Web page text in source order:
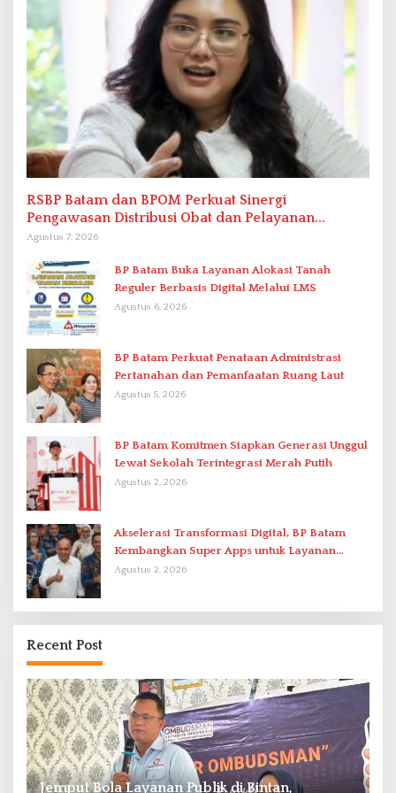
RSBP Batam dan BPOM Perkuat Sinergi
Pengawasan Distribusi Obat dan Pelayanan
Kefarmasian
Agustus 7, 2026
BP Batam Buka Layanan Alokasi Tanah
Reguler Berbasis Digital Melalui LMS
Agustus 6, 2026
BP Batam Perkuat Penataan Administrasi
Pertanahan dan Pemanfaatan Ruang Laut
Agustus 5, 2026
BP Batam Komitmen Siapkan Generasi Unggul
Lewat Sekolah Terintegrasi Merah Putih
Agustus 2, 2026
Akselerasi Transformasi Digital, BP Batam
Kembangkan Super Apps untuk Layanan
Terpadu
Agustus 2, 2026
Recent Post
RSBP Batam dan BPOM Perkuat Sinergi